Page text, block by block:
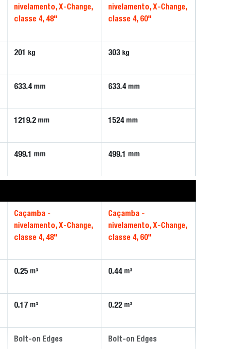
nivelamento, X-Change,
classe 4, 48"
nivelamento, X-Change,
classe 4, 60"
201 kg 303 kg
633.4 mm 633.4 mm
1219.2 mm 1524 mm
499.1 mm 499.1 mm
Caçamba -
nivelamento, X-Change,
classe 4, 48"
Caçamba -
nivelamento, X-Change,
classe 4, 60"
0.25 m³ 0.44 m³
0.17 m³ 0.22 m³
Bolt-on Edges
Bolt-on Edges